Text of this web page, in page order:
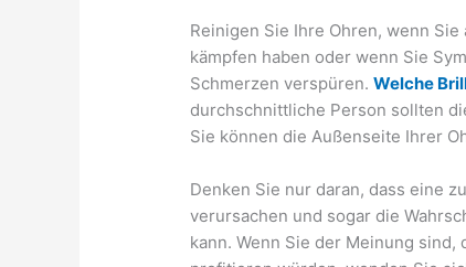
Reinigen Sie Ihre Ohren, wenn
kämpfen haben oder wenn Sie
Schmerzen verspüren.Welche
durchschnittliche Person sollten
Sie können die Außenseite Ihrer
Denken Sie nur daran, dass eine
verursachen und sogar die
kann. Wenn Sie der Meinung